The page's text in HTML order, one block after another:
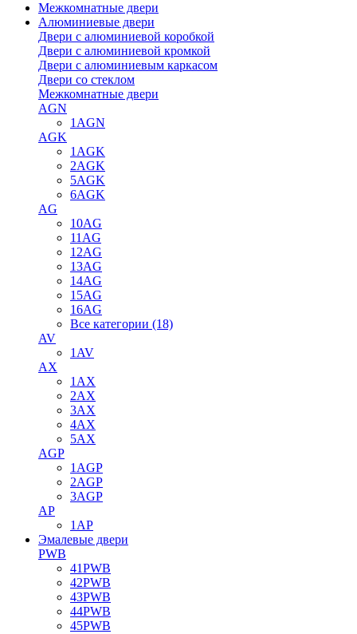
Межкомнатные двери
Алюминиевые двери
Двери с алюминиевой коробкой
Двери с алюминиевой кромкой
Двери с алюминиевым каркасом
Двери со стеклом
Межкомнатные двери
AGN
1AGN
AGK
1AGK
2AGK
5AGK
6AGK
AG
10AG
11AG
12AG
13AG
14AG
15AG
16AG
Все категории (18)
AV
1AV
AX
1AX
2AX
3AX
4AX
5AX
AGP
1AGP
2AGP
3AGP
AP
1AP
Эмалевые двери
PWB
41PWB
42PWB
43PWB
44PWB
45PWB